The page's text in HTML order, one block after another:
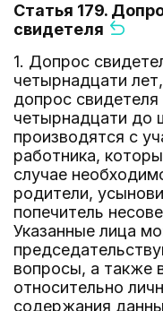
Статья 179.
свидетеля
1. Допрос
четырнадцати
допрос свидетеля
четырнадцати до
производятся с
работника,
случае
родители,
попечитель
Указанные лица
вопросы, а также
относительно
содержания